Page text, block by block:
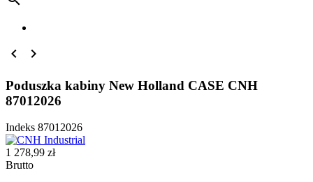
 
Poduszka kabiny New Holland CASE CNH
87012026
Indeks 87012026
1 278,99 zł
Brutto